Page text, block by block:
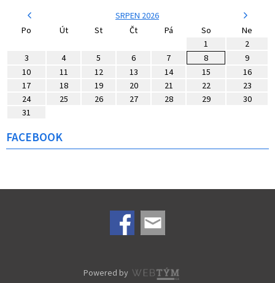
SRPEN 2026
Po
Út St Čt Pá So
Ne
1
2
3
4 5 6 7 8
9
10
11 12 13 14 15
16
17
18 19 20 21 22
23
24
25 26 27 28 29
30
31
FACEBOOK
Powered by